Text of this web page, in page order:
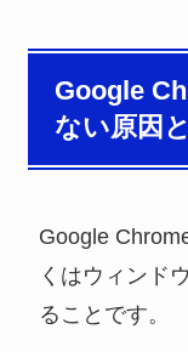
Google
ない原因
Google
くはウィンド
ることです。